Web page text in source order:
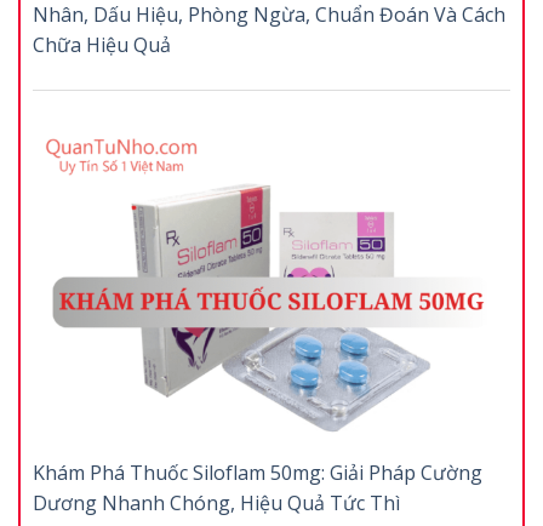
Nhân, Dấu Hiệu, Phòng Ngừa, Chuẩn Đoán Và Cách
Chữa Hiệu Quả
Khám Phá Thuốc Siloflam 50mg: Giải Pháp Cường
Dương Nhanh Chóng, Hiệu Quả Tức Thì